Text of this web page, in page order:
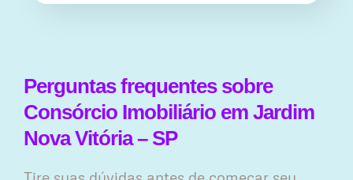
Perguntas frequentes sobre
Consórcio Imobiliário em Jardim
Nova Vitória – SP